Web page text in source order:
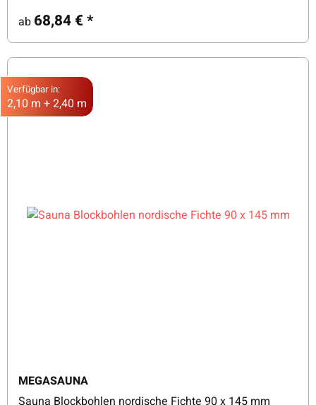
ab 68,84 €*
Verfügbar in:
2,10 m + 2,40 m
MEGASAUNA
Sauna Blockbohlen nordische Fichte 90 x 145 mm